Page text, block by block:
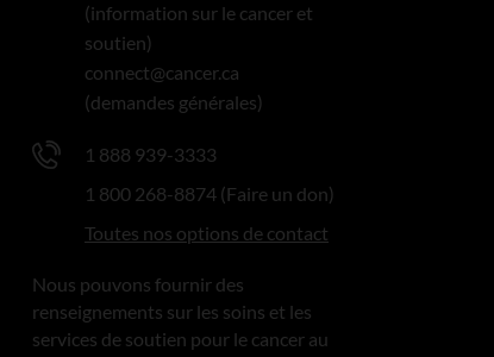
(information sur le cancer et
soutien)
connect@cancer.ca
(demandes générales)
1 888 939-3333
1 800 268-8874 (Faire un don)
Toutes nos options de contact
Nous pouvons fournir des
renseignements sur les soins et les
services de soutien pour le cancer au